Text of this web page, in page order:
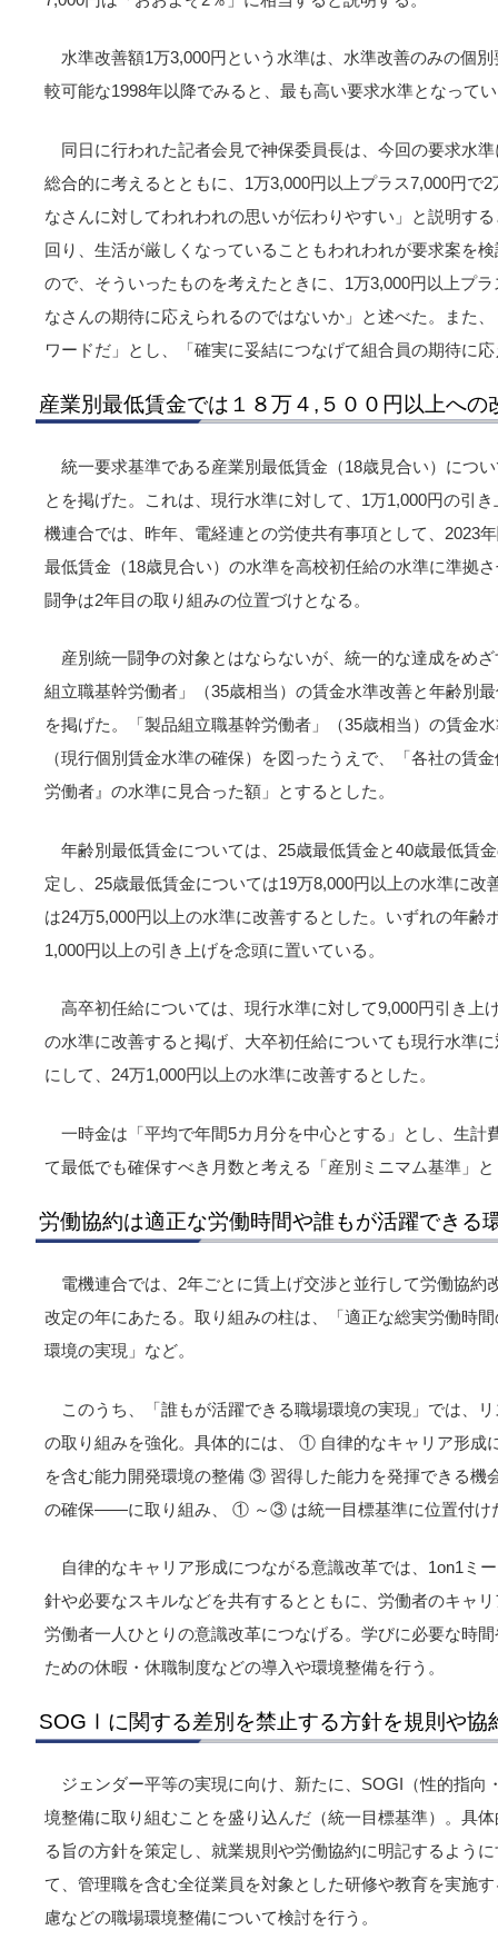
水準改善額1万3,000円という水準は、水準改善のみの個
較可能な1998年以降でみると、最も高い要求水準となって
同日に行われた記者会見で神保委員長は、今回の要求水
総合的に考えるとともに、1万3,000円以上プラス7,000円で
なさんに対してわれわれの思いが伝わりやすい」と説明す
回り、生活が厳しくなっていることもわれわれが要求案を
ので、そういったものを考えたときに、1万3,000円以上プ
なさんの期待に応えられるのではないか」と述べた。また
ワードだ」とし、「確実に妥結につなげて組合員の期待に
産業別最低賃金では１８万４,５００円以上への
統一要求基準である産業別最低賃金（18歳見合い）につ
とを掲げた。これは、現行水準に対して、1万1,000円の引
機連合では、昨年、電経連との労使共有事項として、2023
最低賃金（18歳見合い）の水準を高校初任給の水準に準拠
闘争は2年目の取り組みの位置づけとなる。
産別統一闘争の対象とはならないが、統一的な達成をめ
組立職基幹労働者」（35歳相当）の賃金水準改善と年齢別
を掲げた。「製品組立職基幹労働者」（35歳相当）の賃金
（現行個別賃金水準の確保）を図ったうえで、「各社の賃
労働者』の水準に見合った額」とするとした。
年齢別最低賃金については、25歳最低賃金と40歳最低賃
定し、25歳最低賃金については19万8,000円以上の水準に改
は24万5,000円以上の水準に改善するとした。いずれの年齢
1,000円以上の引き上げを念頭に置いている。
高卒初任給については、現行水準に対して9,000円引き上
の水準に改善すると掲げ、大卒初任給についても現行水準
にして、24万1,000円以上の水準に改善するとした。
一時金は「平均で年間5カ月分を中心とする」とし、生計
て最低でも確保すべき月数と考える「産別ミニマム基準」
労働協約は適正な労働時間や誰もが活躍できる
電機連合では、2年ごとに賃上げ交渉と並行して労働協約
改定の年にあたる。取り組みの柱は、「適正な総実労働時
環境の実現」など。
このうち、「誰もが活躍できる職場環境の実現」では、
の取り組みを強化。具体的には、 ① 自律的なキャリア形成
を含む能力開発環境の整備 ③ 習得した能力を発揮できる
の確保――に取り組み、 ① ～③ は統一目標基準に位置付け
自律的なキャリア形成につながる意識改革では、1on1ミ
針や必要なスキルなどを共有するとともに、労働者のキャ
労働者一人ひとりの意識改革につなげる。学びに必要な時
ための休暇・休職制度などの導入や環境整備を行う。
SOGⅠに関する差別を禁止する方針を規則や協
ジェンダー平等の実現に向け、新たに、SOGI（性的指向
境整備に取り組むことを盛り込んだ（統一目標基準）。具
る旨の方針を策定し、就業規則や労働協約に明記するよう
て、管理職を含む全従業員を対象とした研修や教育を実施
慮などの職場環境整備について検討を行う。